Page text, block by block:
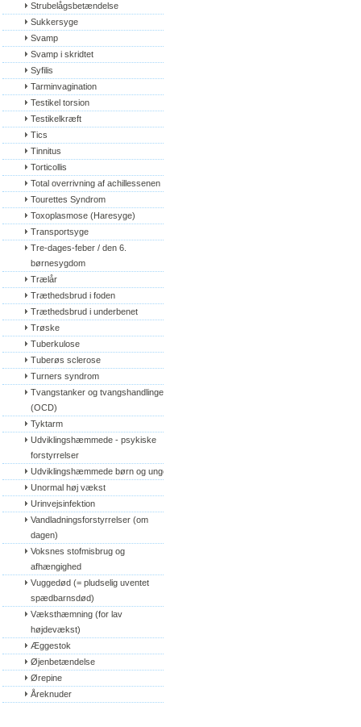
Strubelågsbetændelse
Sukkersyge
Svamp
Svamp i skridtet
Syfilis
Tarminvagination
Testikel torsion
Testikelkræft
Tics
Tinnitus
Torticollis
Total overrivning af achillessenen
Tourettes Syndrom
Toxoplasmose (Haresyge)
Transportsyge
Tre-dages-feber / den 6.
børnesygdom
Trælår
Træthedsbrud i foden
Træthedsbrud i underbenet
Trøske
Tuberkulose
Tuberøs sclerose
Turners syndrom
Tvangstanker og tvangshandlinger
(OCD)
Tyktarm
Udviklingshæmmede - psykiske
forstyrrelser
Udviklingshæmmede børn og unge
Unormal høj vækst
Urinvejsinfektion
Vandladningsforstyrrelser (om
dagen)
Voksnes stofmisbrug og
afhængighed
Vuggedød (= pludselig uventet
spædbarnsdød)
Væksthæmning (for lav
højdevækst)
Æggestok
Øjenbetændelse
Ørepine
Åreknuder